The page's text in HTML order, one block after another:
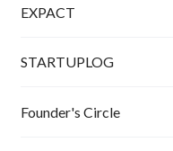
EXPACT
STARTUPLOG
Founder's Circle